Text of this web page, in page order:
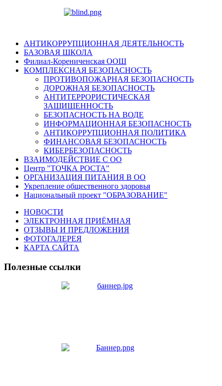
АНТИКОРРУПЦИОННАЯ ДЕЯТЕЛЬНОСТЬ
БАЗОВАЯ ШКОЛА
Филиал-Корениченская ООШ
КОМПЛЕКСНАЯ БЕЗОПАСНОСТЬ
ПРОТИВОПОЖАРНАЯ БЕЗОПАСНОСТЬ
ДОРОЖНАЯ БЕЗОПАСНОСТЬ
АНТИТЕРРОРИСТИЧЕСКАЯ
ЗАЩИЩЕННОСТЬ
БЕЗОПАСНОСТЬ НА ВОДЕ
ИНФОРМАЦИОННАЯ БЕЗОПАСНОСТЬ
АНТИКОРРУПЦИОННАЯ ПОЛИТИКА
ФИНАНСОВАЯ БЕЗОПАСНОСТЬ
КИБЕРБЕЗОПАСНОСТЬ
ВЗАИМОДЕЙСТВИЕ С ОО
Центр "ТОЧКА РОСТА"
ОРГАНИЗАЦИЯ ПИТАНИЯ В ОО
Укрепление общественного здоровья
Национальный проект "ОБРАЗОВАНИЕ"
НОВОСТИ
ЭЛЕКТРОННАЯ ПРИЁМНАЯ
ОТЗЫВЫ И ПРЕДЛОЖЕНИЯ
ФОТОГАЛЕРЕЯ
КАРТА САЙТА
Полезные ссылки